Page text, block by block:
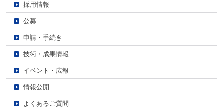
採用情報
公募
申請・手続き
技術・成果情報
イベント・広報
情報公開
よくあるご質問